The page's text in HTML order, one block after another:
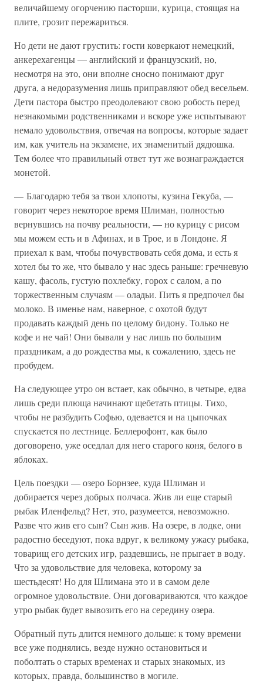
величайшему огорчению пасторши, курица, стоящая на
плите, грозит пережариться.
Но дети не дают грустить: гости коверкают немецкий,
анкерехагенцы — английский и французский, но,
несмотря на это, они вполне сносно понимают друг
друга, а недоразумения лишь приправляют обед весельем.
Дети пастора быстро преодолевают свою робость перед
незнакомыми родственниками и вскоре уже испытывают
немало удовольствия, отвечая на вопросы, которые задает
им, как учитель на экзамене, их знаменитый дядюшка.
Тем более что правильный ответ тут же вознаграждается
монетой.
— Благодарю тебя за твои хлопоты, кузина Гекуба, —
говорит через некоторое время Шлиман, полностью
вернувшись на почву реальности, — но курицу с рисом
мы можем есть и в Афинах, и в Трое, и в Лондоне. Я
приехал к вам, чтобы почувствовать себя дома, и есть я
хотел бы то же, что бывало у нас здесь раньше: гречневую
кашу, фасоль, густую похлебку, горох с салом, а по
торжественным случаям — оладьи. Пить я предпочел бы
молоко. В именье нам, наверное, с охотой будут
продавать каждый день по целому бидону. Только не
кофе и не чай! Они бывали у нас лишь по большим
праздникам, а до рождества мы, к сожалению, здесь не
пробудем.
На следующее утро он встает, как обычно, в четыре, едва
лишь среди плюща начинают щебетать птицы. Тихо,
чтобы не разбудить Софью, одевается и на цыпочках
спускается по лестнице. Беллерофонт, как было
договорено, уже оседлал для него старого коня, белого в
яблоках.
Цель поездки — озеро Борнзее, куда Шлиман и
добирается через добрых полчаса. Жив ли еще старый
рыбак Иленфельд? Нет, это, разумеется, невозможно.
Разве что жив его сын? Сын жив. На озере, в лодке, они
радостно беседуют, пока вдруг, к великому ужасу рыбака,
товарищ его детских игр, раздевшись, не прыгает в воду.
Что за удовольствие для человека, которому за
шестьдесят! Но для Шлимана это и в самом деле
огромное удовольствие. Они договариваются, что каждое
утро рыбак будет вывозить его на середину озера.
Обратный путь длится немного дольше: к тому времени
все уже поднялись, везде нужно остановиться и
поболтать о старых временах и старых знакомых, из
которых, правда, большинство в могиле.